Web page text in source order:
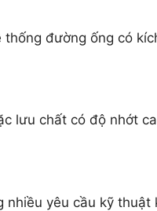
đường ống có
lưu chất có độ nhớt
yêu cầu kỹ